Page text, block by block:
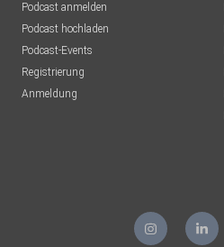
Podcast anmelden
Podcast hochladen
Podcast-Events
Registrierung
Anmeldung